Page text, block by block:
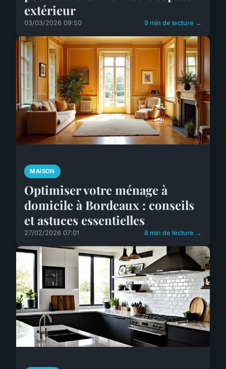
extérieur
03/03/2026 09:50 9 min de lecture →
MAISON
Optimiser votre ménage à
domicile à Bordeaux : conseils
et astuces essentielles
27/02/2026 07:01 8 min de lecture →